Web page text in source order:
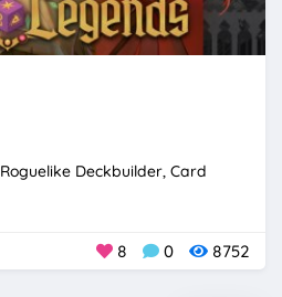
Roguelike Deckbuilder Card
8 0 8752